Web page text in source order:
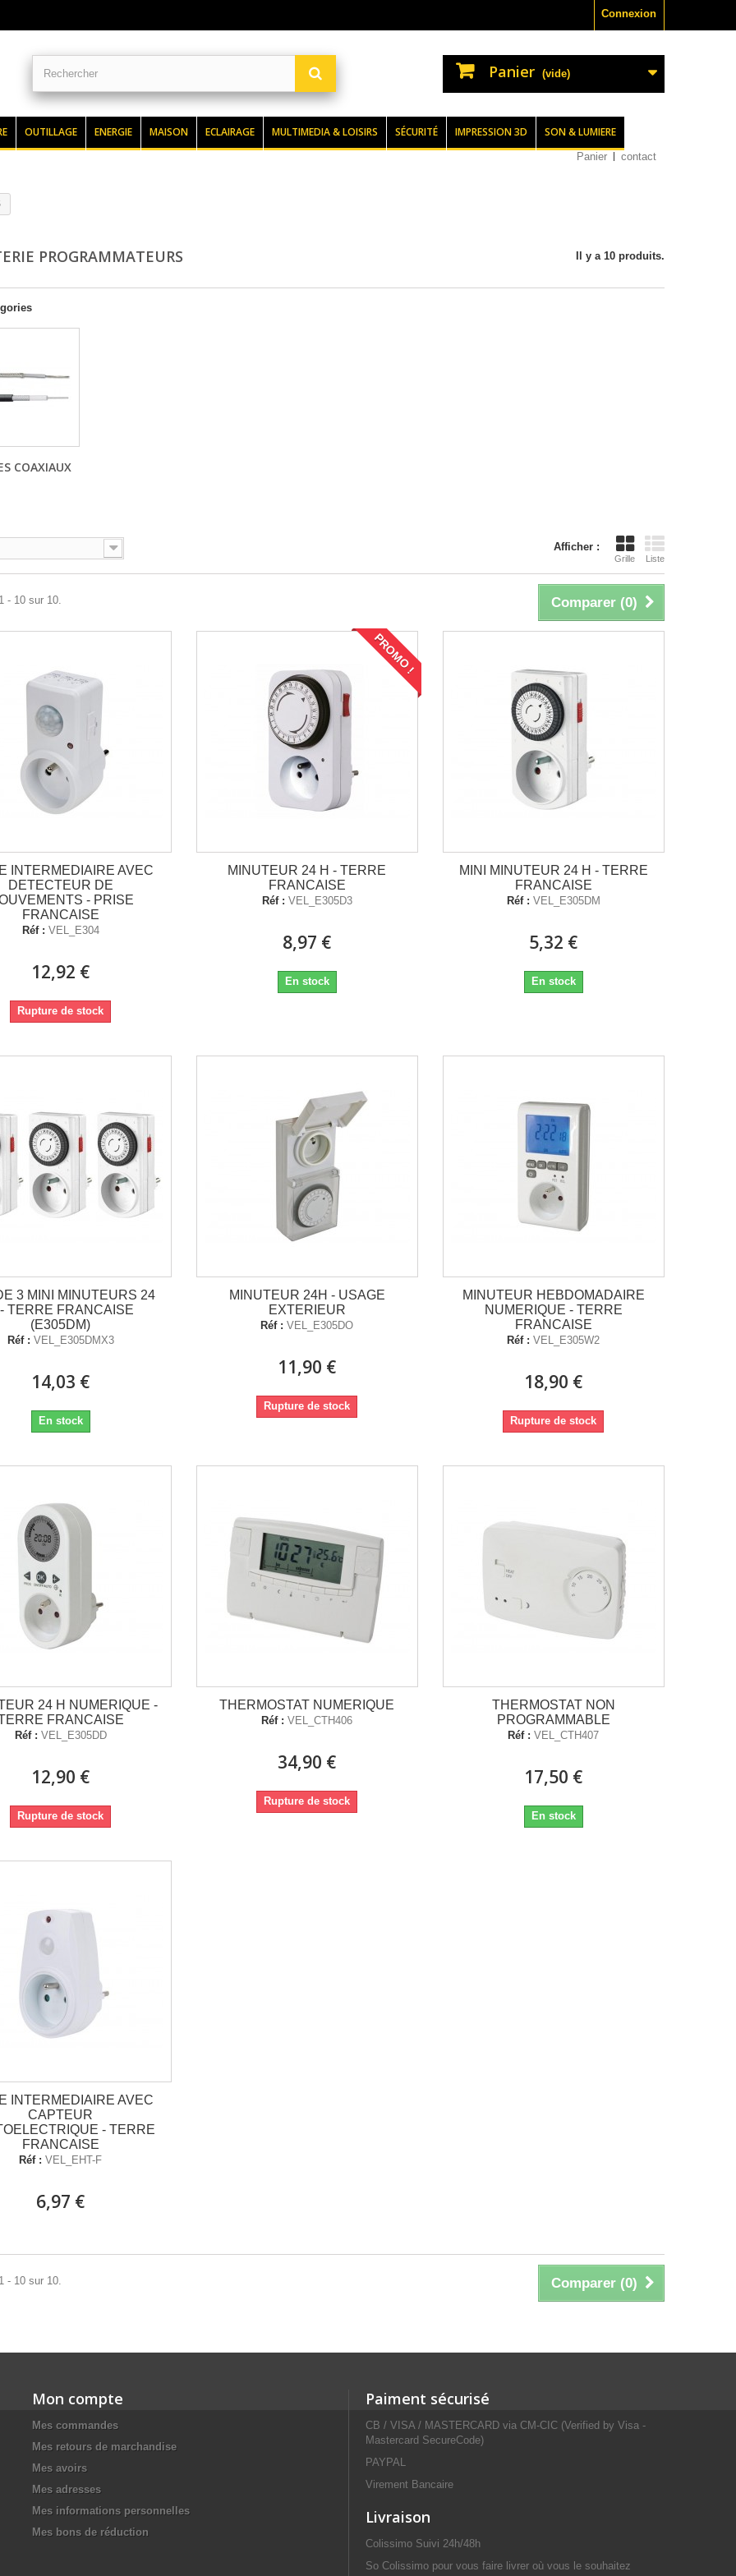
Connexion
Panier (vide)
OUTILLAGE ENERGIE MAISON ECLAIRAGE MULTIMEDIA & LOISIRS SÉCURITÉ IMPRESSION 3D SON & LUMIERE
Panier contact
PROGRAMMATEURS Il y a 10 produits.
COAXIAUX
Afficher :
Grille Liste
Comparer (0)
- 10 sur 10.
INTERMEDIAIRE AVEC
DETECTEUR DE
- PRISE
FRANCAISE
Réf : VEL_E304
12,92 €
Rupture de stock
PROMO !
MINUTEUR 24 H - TERRE
FRANCAISE
Réf : VEL_E305D3
8,97 €
En stock
MINI MINUTEUR 24 H - TERRE
FRANCAISE
Réf : VEL_E305DM
5,32 €
En stock
3 MINI MINUTEURS 24
TERRE FRANCAISE
(E305DM)
Réf : VEL_E305DMX3
14,03 €
En stock
MINUTEUR 24H - USAGE
EXTERIEUR
Réf : VEL_E305DO
11,90 €
Rupture de stock
MINUTEUR HEBDOMADAIRE
NUMERIQUE - TERRE
FRANCAISE
Réf : VEL_E305W2
18,90 €
Rupture de stock
24 H NUMERIQUE -
FRANCAISE
Réf : VEL_E305DD
12,90 €
Rupture de stock
THERMOSTAT NUMERIQUE
Réf : VEL_CTH406
34,90 €
Rupture de stock
THERMOSTAT NON
PROGRAMMABLE
Réf : VEL_CTH407
17,50 €
En stock
INTERMEDIAIRE AVEC
CAPTEUR
- TERRE
FRANCAISE
Réf : VEL_EHT-F
6,97 €
Comparer (0)
- 10 sur 10.
Mon compte
Mes commandes
Mes retours de marchandise
Mes avoirs
Mes adresses
Mes informations personnelles
Mes bons de réduction
Paiment sécurisé
CB / VISA / MASTERCARD via CM-CIC (Verified by Visa -
Mastercard SecureCode)
PAYPAL
Virement Bancaire
Livraison
Colissimo Suivi 24h/48h
So Colissimo pour vous faire livrer où vous le souhaitez